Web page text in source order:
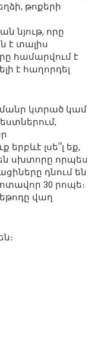
թոքերի
նյութ, որը
է տալիս
համարվում է
է հաղորդել
կտրած կամ
երբևէ լսե՞լ եք,
սխտորը որպես
դնում են
30 րոպե։
վաղ